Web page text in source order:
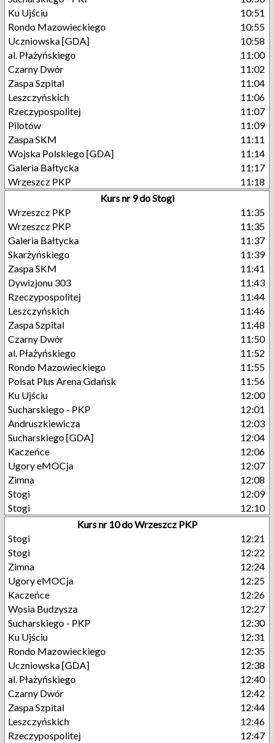
Ku Ujściu
10:51
Rondo Mazowieckiego
10:55
Uczniowska [GDA]
10:58
al. Płażyńskiego
11:00
Czarny Dwór
11:02
Zaspa Szpital
11:04
Leszczyńskich
11:06
Rzeczypospolitej
11:07
Pilotów
11:09
Zaspa SKM
11:11
Wojska Polskiego [GDA]
11:14
Galeria Bałtycka
11:17
Wrzeszcz PKP
11:18
Kurs nr 9 do Stogi
Wrzeszcz PKP
11:35
Wrzeszcz PKP
11:35
Galeria Bałtycka
11:37
Skarżyńskiego
11:39
Zaspa SKM
11:41
Dywizjonu 303
11:43
Rzeczypospolitej
11:44
Leszczyńskich
11:46
Zaspa Szpital
11:48
Czarny Dwór
11:50
al. Płażyńskiego
11:52
Rondo Mazowieckiego
11:55
Polsat Plus Arena Gdańsk
11:56
Ku Ujściu
12:00
Sucharskiego - PKP
12:01
Andruszkiewicza
12:03
Sucharskiego [GDA]
12:04
Kaczeńce
12:06
Ugory eMOCja
12:07
Zimna
12:08
Stogi
12:09
Stogi
12:10
Kurs nr 10 do Wrzeszcz PKP
Stogi
12:21
Stogi
12:22
Zimna
12:24
Ugory eMOCja
12:25
Kaczeńce
12:26
Wosia Budzysza
12:27
Sucharskiego - PKP
12:30
Ku Ujściu
12:31
Rondo Mazowieckiego
12:35
Uczniowska [GDA]
12:38
al. Płażyńskiego
12:40
Czarny Dwór
12:42
Zaspa Szpital
12:44
Leszczyńskich
12:46
Rzeczypospolitej
12:47